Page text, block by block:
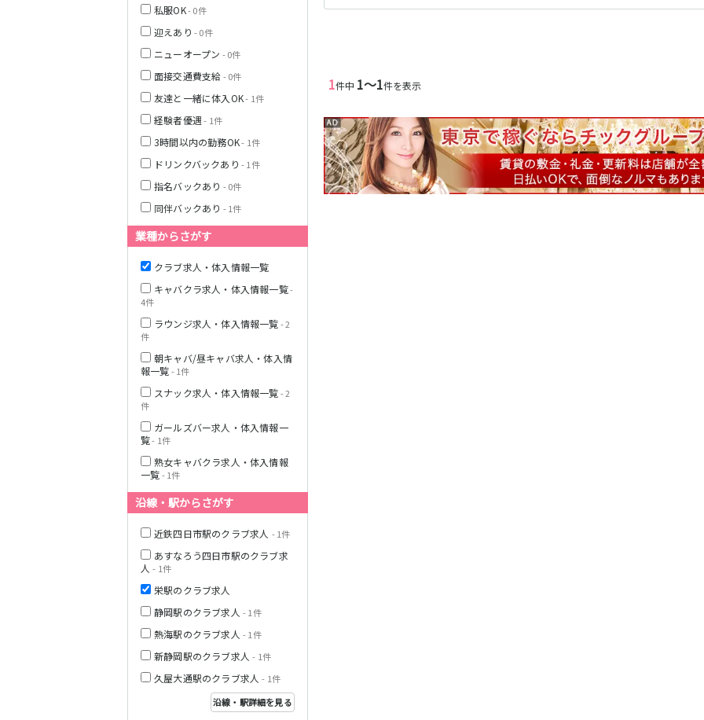
1件中 1〜1件を表示
私服OK- 0件
迎えあり - 0件
ニューオープン - 0件
面接交通費支給- 0件
友達と一緒に体入OK- 1件
経験者優遇- 1件
3時間以内の勤務OK- 1件
ドリンクバックあり - 1件
指名バックあり - 0件
同伴バックあり - 1件
業種からさがす
クラブ求人・体入情報一覧
キャバクラ求人・体入情報一覧-
4件
ラウンジ求人・体入情報一覧- 2
件
朝キャバ/昼キャバ求人・体入情
報一覧- 1件
スナック求人・体入情報一覧- 2
件
ガールズバー求人・体入情報一
覧- 1件
熟女キャバクラ求人・体入情報
一覧- 1件
沿線・駅からさがす
近鉄四日市駅のクラブ求人 - 1件
あすなろう四日市駅のクラブ求
人- 1件
栄駅のクラブ求人
静岡駅のクラブ求人 - 1件
熱海駅のクラブ求人 - 1件
新静岡駅のクラブ求人- 1件
久屋大通駅のクラブ求人- 1件
沿線・駅詳細を見る
名古屋市営地下
金山駅
観音寺駅
豊田市駅
水線
豆線
天竜浜名湖線
JR伊東線